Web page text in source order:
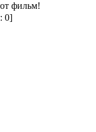
фильм!
0]